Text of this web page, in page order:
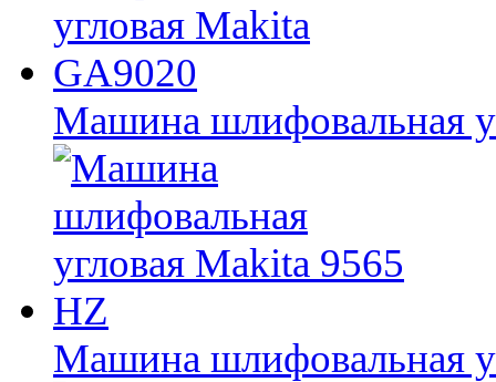
Машина шлифовальная
Машина шлифовальная